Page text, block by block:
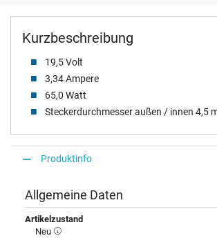
Kurzbeschreibung
19,5 Volt
3,34 Ampere
65,0 Watt
Steckerdurchmesser außen / innen 4,5
Produktinfo
Allgemeine Daten
Artikelzustand
Neu